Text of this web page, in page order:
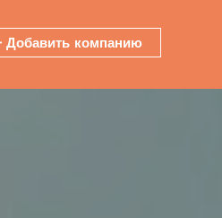
Добавить компанию